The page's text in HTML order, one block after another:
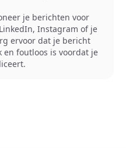
je berichten voor
Instagram of je
ervoor dat je bericht
en foutloos is voordat je